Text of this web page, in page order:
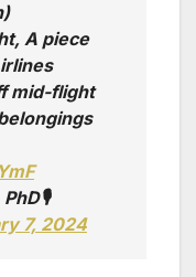
A piece
mid-flight
7, 2024